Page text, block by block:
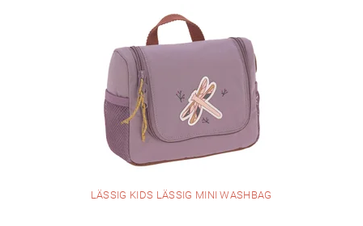
LÄSSIG KIDS LÄSSIG MINI WASHBAG